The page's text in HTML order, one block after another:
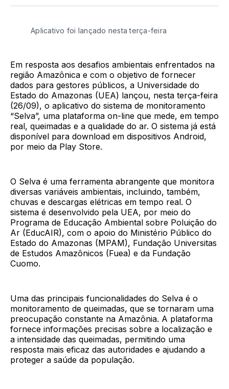
BlueSkyTwitterFacebook
LinkedInWhatsApp
Email
Aplicativo foi lançado nesta terça-feira
Em resposta aos desafios ambientais enfrentados na
região Amazônica e com o objetivo de fornecer
dados para gestores públicos, a Universidade do
Estado do Amazonas (UEA) lançou, nesta terça-feira
(26/09), o aplicativo do sistema de monitoramento
“Selva”, uma plataforma on-line que mede, em tempo
real, queimadas e a qualidade do ar. O sistema já está
disponível para download em dispositivos Android,
por meio da Play Store.
O Selva é uma ferramenta abrangente que monitora
diversas variáveis ambientais, incluindo, também,
chuvas e descargas elétricas em tempo real. O
sistema é desenvolvido pela UEA, por meio do
Programa de Educação Ambiental sobre Poluição do
Ar (EducAIR), com o apoio do Ministério Público do
Estado do Amazonas (MPAM), Fundação Universitas
de Estudos Amazônicos (Fuea) e da Fundação
Cuomo.
Uma das principais funcionalidades do Selva é o
monitoramento de queimadas, que se tornaram uma
preocupação constante na Amazônia. A plataforma
fornece informações precisas sobre a localização e
a intensidade das queimadas, permitindo uma
resposta mais eficaz das autoridades e ajudando a
proteger a saúde da população.